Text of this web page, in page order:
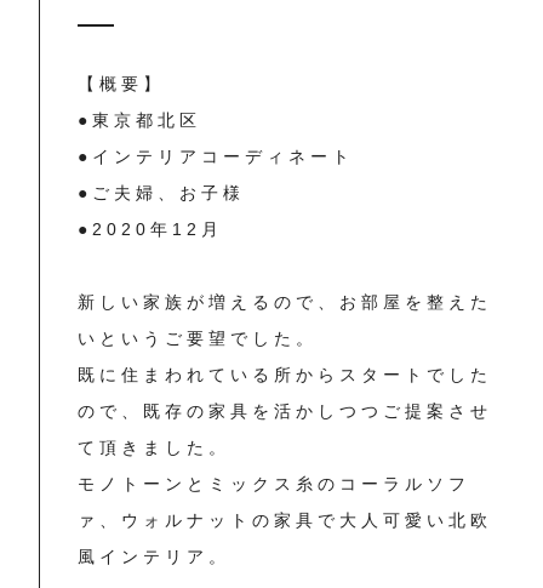
【概要】
●東京都北区
●インテリアコーディネート
●ご夫婦、お子様
●2020年12月
新しい家族が増えるので、お部屋を整えた
いというご要望でした。
既に住まわれている所からスタートでした
ので、既存の家具を活かしつつご提案させ
て頂きました。
モノトーンとミックス糸のコーラルソフ
ァ、ウォルナットの家具で大人可愛い北欧
風インテリア。